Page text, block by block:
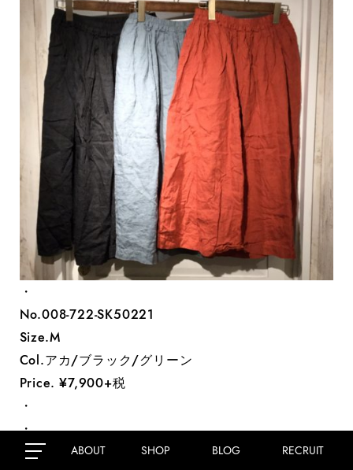
ABOUT SHOP BLOG RECRUIT
・
No.008-722-SK50221
Size.M
Col.アカ/ブラック/グリーン
Price. ¥7,900+税
・
・
・